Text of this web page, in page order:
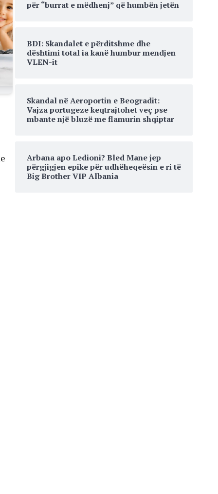
për “burrat e mëdhenj” që humbën jetën
BDI: Skandalet e përditshme dhe
dështimi total ia kanë humbur mendjen
VLEN-it
Skandal në Aeroportin e Beogradit:
Vajza portugeze keqtrajtohet veç pse
mbante një bluzë me flamurin shqiptar
Arbana apo Ledioni? Bled Mane jep
përgjigjen epike për udhëheqeësin e ri të
Big Brother VIP Albania